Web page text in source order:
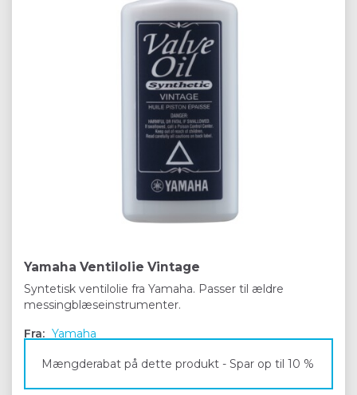
Yamaha Ventilolie Vintage
Syntetisk ventilolie fra Yamaha. Passer til ældre
messingblæseinstrumenter.
Fra: Yamaha
Mængderabat på dette produkt - Spar op til 10 %